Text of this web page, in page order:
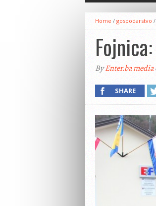
Home / gospodarstvo /
ByEnter.ba media
SHARE